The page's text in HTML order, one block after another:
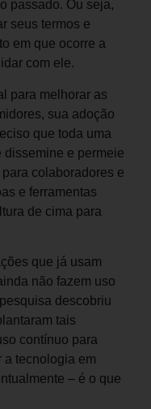
passado. Ou seja,
seus termos e
em que ocorre a
com ele.
para melhorar as
sua adoção
que toda uma
dissemine e permeie
colaboradores e
e ferramentas
de cima para
que já usam
não fazem uso
descobriu
tais
contínuo para
a tecnologia em
– é o que